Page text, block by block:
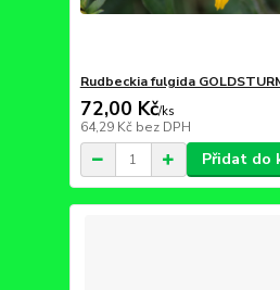
Rudbeckia fulgida
72,00 Kč/ks
64,29 Kč bez DPH
Přidat do